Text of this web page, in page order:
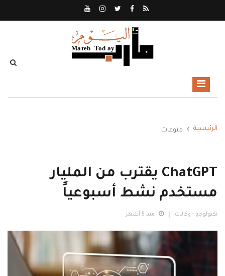
الرئيسية منوعات
ChatGPT يقترب من المليار
مستخدم نشط أسبوعياً
تكنولوجيا - وكالات منذ 5 أشهر